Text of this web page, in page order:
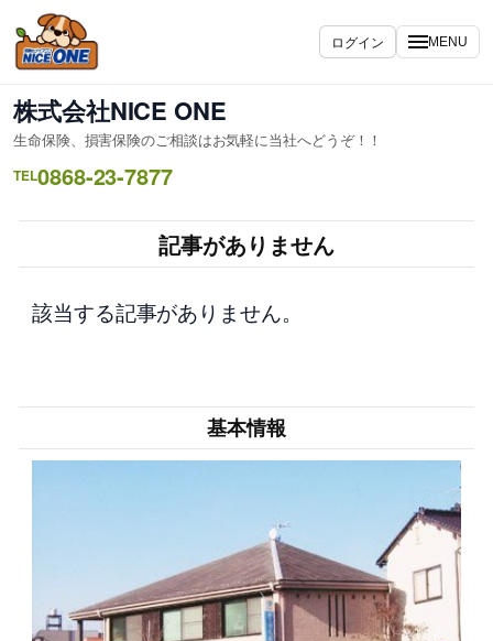
容
を
ス
キ
ッ
プ
ログイン MENU
株式会社NICE ONE
生命保険、損害保険のご相談はお気軽に当社へどうぞ！！
TEL0868-23-7877
記事がありません
該当する記事がありません。
基本情報